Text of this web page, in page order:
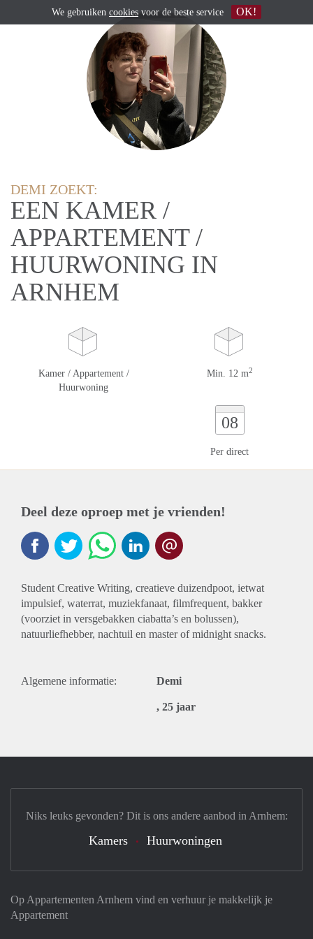
DEMI ZOEKT:
EEN KAMER /
APPARTEMENT /
HUURWONING IN
ARNHEM
Kamer / Appartement /
Huurwoning
Min. 12 m2
08
Per direct
Deel deze oproep met je vrienden!
Student Creative Writing, creatieve duizendpoot, ietwat
impulsief, waterrat, muziekfanaat, filmfrequent, bakker
(voorziet in versgebakken ciabatta’s en bolussen),
natuurliefhebber, nachtuil en master of midnight snacks.
Algemene informatie: Demi
, 25 jaar
Op Appartementen Arnhem vind en verhuur je makkelijk je
Appartement
Niks leuks gevonden? Dit is ons andere aanbod in Arnhem:
Kamers Huurwoningen
We gebruiken cookies voor de beste service OK!